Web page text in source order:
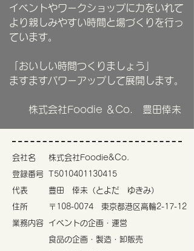
イベントやワークショップに力をいれて
より親しみやすい時間と場づくりを行っ
ています。
「おいしい時間つくりましょう」
​ますますパワーアップして展開します。
株式会社Foodie ＆Co. 豊田倖未
会社名
登録番号
代表
住所
​​業務内容
​株式会社Foodie&Co.
T5010401130415
豊田 倖未（とよだ ゆきみ）
​〒108-0074 東京都港区高輪2-17-12
イベントの企画・運営
食品の企画・製造・卸販売